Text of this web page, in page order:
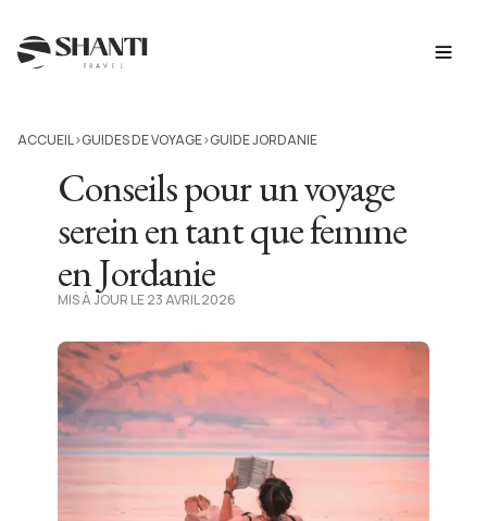
ACCUEIL>GUIDES DE VOYAGE>GUIDE JORDANIE
Conseils pour un voyage
serein en tant que femme
en Jordanie
MIS À JOUR LE 23 AVRIL 2026